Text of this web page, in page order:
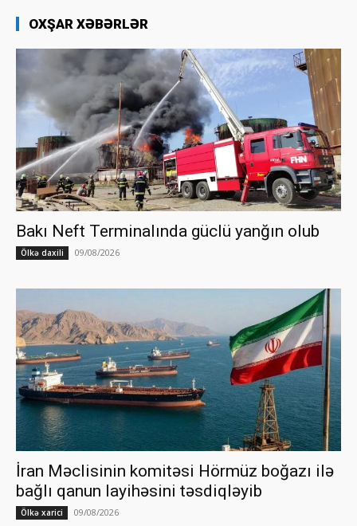
OXŞAR XƏBƏRLƏR
Bakı Neft Terminalında güclü yanğın olub
Ölkə daxili 09/08/2026
İran Məclisinin komitəsi Hörmüz boğazı ilə
bağlı qanun layihəsini təsdiqləyib
Ölkə xarici 09/08/2026